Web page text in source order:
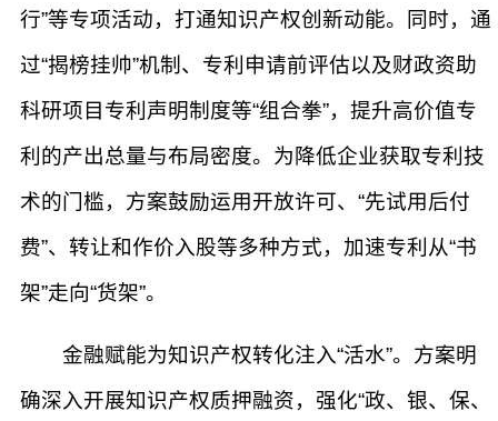
行”等专项活动，打通知识产权创新动能。同时，通
过“揭榜挂帅”机制、专利申请前评估以及财政资助
科研项目专利声明制度等“组合拳”，提升高价值专
利的产出总量与布局密度。为降低企业获取专利技
术的门槛，方案鼓励运用开放许可、“先试用后付
费”、转让和作价入股等多种方式，加速专利从“书
架”走向“货架”。
金融赋能为知识产权转化注入“活水”。方案明
确深入开展知识产权质押融资，强化“政、银、保、